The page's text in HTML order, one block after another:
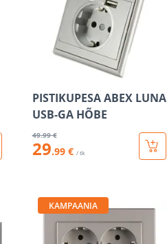
PISTIKUPESA ABEX LUNA
USB-GA HÕBE
49.99 €
29.99 € / tk
KAMPAANIA